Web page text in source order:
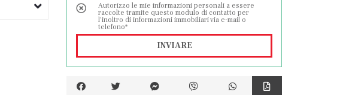
Autorizzo le mie informazioni personali a essere
raccolte tramite questo modulo di contatto per
l'inoltro di informazioni immobiliari via e-mail o
telefono*
INVIARE